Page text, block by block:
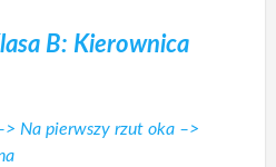
B: Kierownica
Na pierwszy rzut oka –>